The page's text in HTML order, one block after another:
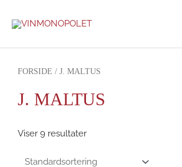
FORSIDE / J. MALTUS
J. MALTUS
Viser 9 resultater